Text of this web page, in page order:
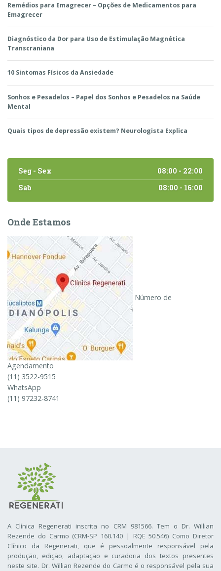
Remédios para Emagrecer – Opções de Medicamentos para
Emagrecer
Diagnóstico da Dor para Uso de Estimulação Magnética
Transcraniana
10 Sintomas Físicos da Ansiedade
Sonhos e Pesadelos – Papel dos Sonhos e Pesadelos na Saúde
Mental
Quais tipos de depressão existem? Neurologista Explica
Seg - Sex
08:00 - 22:00
Sab
08:00 - 16:00
Onde Estamos
Número de
Agendamento
(11) 3522-9515
WhatsApp
(11) 97232-8741
A Clínica Regenerati inscrita no CRM 981566. Tem o Dr. Willian
Rezende do Carmo (CRM-SP 160.140 | RQE 50.546) Como Diretor
Clínico da Regenerati, que é pessoalmente responsável pela
produção, edição, adaptação e curadoria dos textos presentes
neste site. Dr. Willian Rezende do Carmo é o responsável pela sua